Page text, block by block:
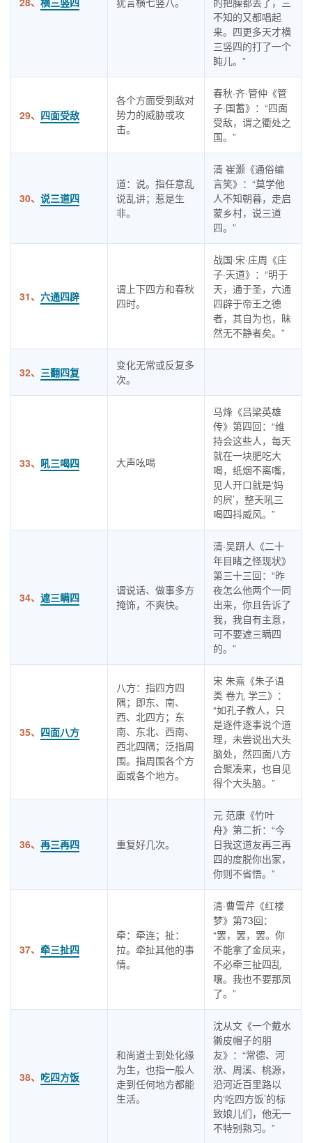
不知的又都唱起
来。四更多天才横
三竖四的打了一个
盹儿。”
29、 四面受敌
各个方面受到敌对
势力的威胁或攻
击。
春秋·齐·管仲《管
子·国蓄》：“四面
受敌，谓之衢处之
国。”
30、 说三道四
道：说。指任意乱
说乱讲；惹是生
非。
清 崔灏《通俗编
言笑》：“莫学他
人不知朝暮，走启
蒙乡村，说三道
四。”
31、 六通四辟
谓上下四方和春秋
四时。
战国·宋·庄周《庄
子·天道》：“明于
天，通于圣，六通
四辟于帝王之德
者，其自为也，昧
然无不静者矣。”
32、 三翻四复
变化无常或反复多
次。
33、 吼三喝四 大声吆喝
马烽《吕梁英雄
传》第四回：“维
持会这些人，每天
就在一块肥吃大
喝，纸烟不离嘴，
见人开口就是‘妈
的屄’，整天吼三
喝四抖威风。”
34、 遮三瞒四
谓说话、做事多方
掩饰，不爽快。
清·吴趼人《二十
年目睹之怪现状》
第三十三回：“昨
夜怎么他两个一同
出来，你且告诉了
我，我自有主意，
可不要遮三瞒四
的。”
35、 四面八方
八方：指四方四
隅；即东、南、
西、北四方；东
南、东北、西南、
西北四隅；泛指周
围。指周围各个方
面或各个地方。
宋 朱熹《朱子语
类 卷九 学三》：
“如孔子教人，只
是逐件逐事说个道
理，未尝说出大头
脑处，然四面八方
合聚凑来，也自见
得个大头脑。”
36、 再三再四 重复好几次。
元 范康《竹叶
舟》第二折：“今
日我这道友再三再
四的度脱你出家，
你则不省悟。”
37、 牵三扯四
牵：牵连；扯：
拉。牵扯其他的事
情。
清·曹雪芹《红楼
梦》第73回：
“罢，罢，罢。你
不能拿了金凤来，
不必牵三扯四乱
嚷。我也不要那凤
了。”
38、 吃四方饭
和尚道士到处化缘
为生，也指一般人
走到任何地方都能
生活。
沈从文《一个戴水
獭皮帽子的朋
友》：“常德、河
洑、周溪、桃源，
沿河近百里路以
内‘吃四方饭’的标
致娘儿们，他无一
不特别熟习。”